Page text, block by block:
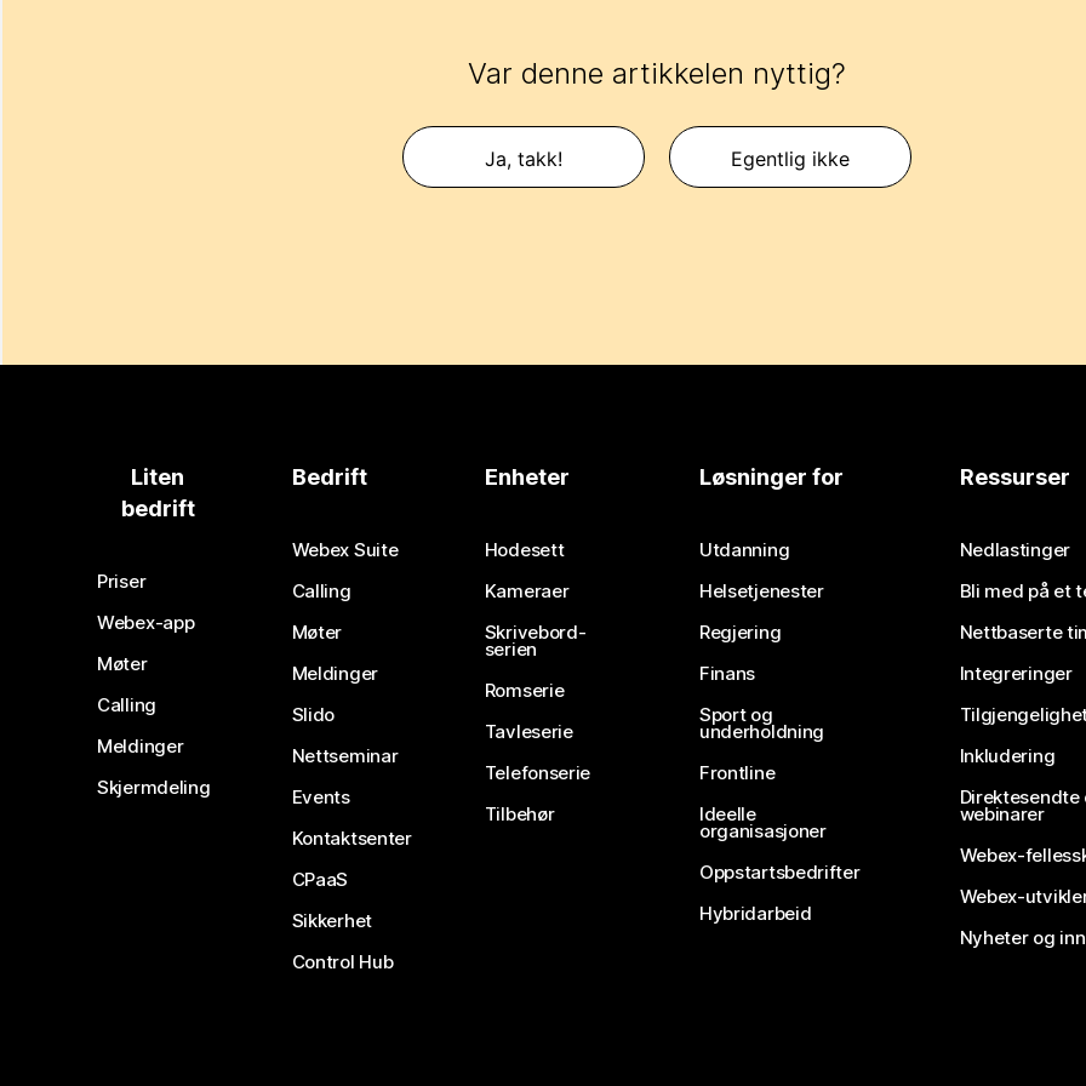
Var denne artikkelen nyttig?
Ja, takk! Egentlig ikke
Liten
bedrift
Priser
Webex-app
Møter
Calling
Meldinger
Skjermdeling
Bedrift
Webex Suite
Calling
Møter
Meldinger
Slido
Nettseminar
Events
Kontaktsenter
CPaaS
Sikkerhet
Control Hub
Enheter
Hodesett
Kameraer
Skrivebord-
serien
Romserie
Tavleserie
Telefonserie
Tilbehør
Løsninger for
Utdanning
Helsetjenester
Regjering
Finans
Sport og
underholdning
Frontline
Ideelle
organisasjoner
Oppstartsbedrifter
Hybridarbeid
Ressurser
Nedlastinger
Bli med på et
Nettbaserte
Integreringer
Inkludering
webinarer
Webex-
Webex-
Nyheter og